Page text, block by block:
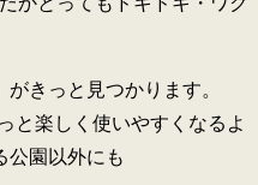
きっと見つかります。
と楽しく使いやすくなるよ
公園以外にも